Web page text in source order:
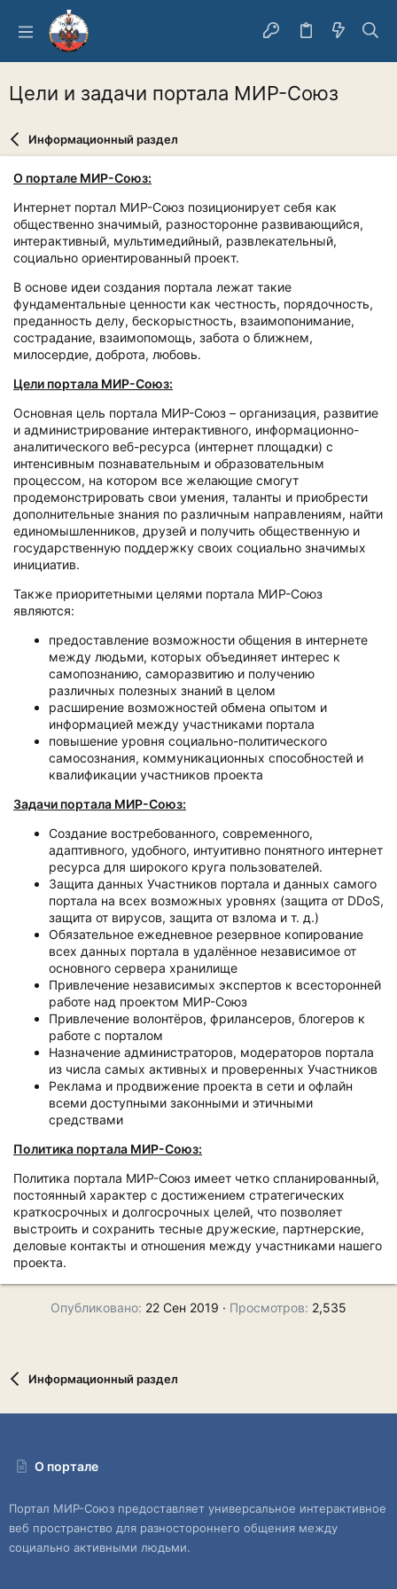
Цели и задачи портала МИР-Союз
Информационный раздел
О портале МИР-Союз:
Интернет портал МИР-Союз позиционирует себя как
общественно значимый, разносторонне развивающийся,
интерактивный, мультимедийный, развлекательный,
социально ориентированный проект.
В основе идеи создания портала лежат такие
фундаментальные ценности как честность, порядочность,
преданность делу, бескорыстность, взаимопонимание,
сострадание, взаимопомощь, забота о ближнем,
милосердие, доброта, любовь.
Цели портала МИР-Союз:
Основная цель портала МИР-Союз – организация, развитие
и администрирование интерактивного, информационно-
аналитического веб-ресурса (интернет площадки) c
интенсивным познавательным и образовательным
процессом, на котором все желающие смогут
продемонстрировать свои умения, таланты и приобрести
дополнительные знания по различным направлениям, найти
единомышленников, друзей и получить общественную и
государственную поддержку своих социально значимых
инициатив.
Также приоритетными целями портала МИР-Союз
являются:
предоставление возможности общения в интернете
между людьми, которых объединяет интерес к
самопознанию, саморазвитию и получению
различных полезных знаний в целом
расширение возможностей обмена опытом и
информацией между участниками портала
повышение уровня социально-политического
самосознания, коммуникационных способностей и
квалификации участников проекта
Задачи портала МИР-Союз:
Создание востребованного, современного,
адаптивного, удобного, интуитивно понятного интернет
ресурса для широкого круга пользователей.
Защита данных Участников портала и данных самого
портала на всех возможных уровнях (защита от DDoS,
защита от вирусов, защита от взлома и т. д.)
Обязательное ежедневное резервное копирование
всех данных портала в удалённое независимое от
основного сервера хранилище
Привлечение независимых экспертов к всесторонней
работе над проектом МИР-Союз
Привлечение волонтёров, фрилансеров, блогеров к
работе с порталом
Назначение администраторов, модераторов портала
из числа самых активных и проверенных Участников
Реклама и продвижение проекта в сети и офлайн
всеми доступными законными и этичными
средствами
Политика портала МИР-Союз:
Политика портала МИР-Союз имеет четко спланированный,
постоянный характер с достижением стратегических
краткосрочных и долгосрочных целей, что позволяет
выстроить и сохранить тесные дружеские, партнерские,
деловые контакты и отношения между участниками нашего
проекта.
Опубликовано 22 Сен 2019 Просмотров 2,535
Информационный раздел
О портале
Портал МИР-Союз предоставляет универсальное интерактивное
веб пространство для разностороннего общения между
социально активными людьми.